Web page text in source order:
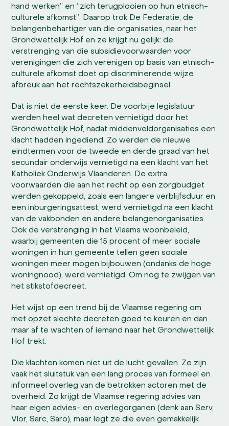
hand werken” en “zich terugplooien op hun etnisch-
culturele afkomst”. Daarop trok De Federatie, de
belangenbehartiger van die organisaties, naar het
Grondwettelijk Hof en ze krijgt nu gelijk: de
verstrenging van die subsidievoorwaarden voor
verenigingen die zich verenigen op basis van etnisch-
culturele afkomst doet op discriminerende wijze
afbreuk aan het rechtszekerheidsbeginsel.
Dat is niet de eerste keer. De voorbije legislatuur
werden heel wat decreten vernietigd door het
Grondwettelijk Hof, nadat middenveldorganisaties een
klacht hadden ingediend. Zo werden de nieuwe
eindtermen voor de tweede en derde graad van het
secundair onderwijs vernietigd na een klacht van het
Katholiek Onderwijs Vlaanderen. De extra
voorwaarden die aan het recht op een zorgbudget
werden gekoppeld, zoals een langere verblijfsduur en
een inburgeringsattest, werd vernietigd na een klacht
van de vakbonden en andere belangenorganisaties.
Ook de verstrenging in het Vlaams woonbeleid,
waarbij gemeenten die 15 procent of meer sociale
woningen in hun gemeente tellen geen sociale
woningen meer mogen bijbouwen (ondanks de hoge
woningnood), werd vernietigd. Om nog te zwijgen van
het stikstofdecreet.
Het wijst op een trend bij de Vlaamse regering om
met opzet slechte decreten goed te keuren en dan
maar af te wachten of iemand naar het Grondwettelijk
Hof trekt.
Die klachten komen niet uit de lucht gevallen. Ze zijn
vaak het sluitstuk van een lang proces van formeel en
informeel overleg van de betrokken actoren met de
overheid. Zo krijgt de Vlaamse regering advies van
haar eigen advies- en overlegorganen (denk aan Serv,
Vlor, Sarc, Saro), maar legt ze die even gemakkelijk